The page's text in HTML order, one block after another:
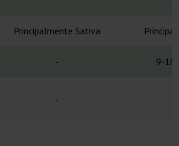
Principalmente Sativa
- 9-10
-